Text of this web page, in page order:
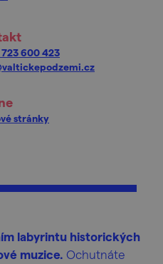
600 423
stránky
labyrintu historických
muzice. Ochutnáte